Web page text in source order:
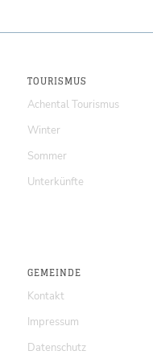
TOURISMUS
Achental Tourismus
Winter
Sommer
Unterkünfte
GEMEINDE
Kontakt
Impressum
Datenschutz